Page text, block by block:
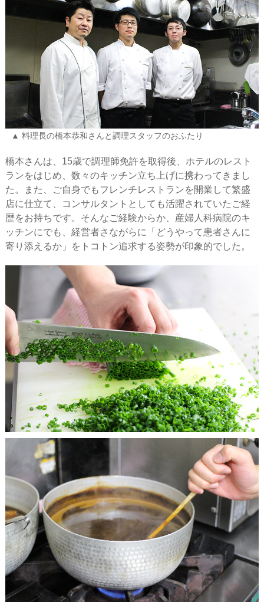
料理長の橋本恭和さんと調理スタッフのおふたり
橋本さんは、15歳で調理師免許を取得後、ホテルのレスト
ランをはじめ、数々のキッチン立ち上げに携わってきまし
た。また、ご自身でもフレンチレストランを開業して繁盛
店に仕立て、コンサルタントとしても活躍されていたご経
歴をお持ちです。そんなご経験からか、産婦人科病院のキ
ッチンにでも、経営者さながらに「どうやって患者さんに
寄り添えるか」をトコトン追求する姿勢が印象的でした。